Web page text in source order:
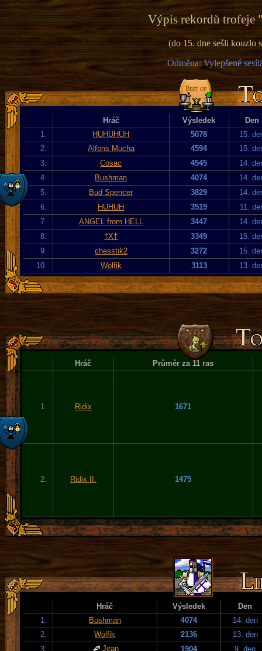
Výpis rekordů trofeje
(do 15. dne sešli kouzlo
Odměna: Vylepšené
Hráč Výsledek
Den
1.
HUHUHUH 5078
15.
2.
Alfons Mucha 4594
15.
3.
Cosac 4545
14.
4.
Bushman 4074
14.
5.
Bud Spencer 3829
14.
6.
HUHUH 3519
11.
7.
ANGEL from HELL 3447
14.
8.
†X† 3349
15.
9.
chesstik2 3272
15.
10.
Wolfik 3113 13.
Hráč Průměr za 11 ras
1. Ridix 1671
2. Ridix II. 1475
Hráč Výsledek
Den
1.
Bushman 4074
14. den
2.
Wolfik 2136
13. den
3.
Jean 1904
9. den